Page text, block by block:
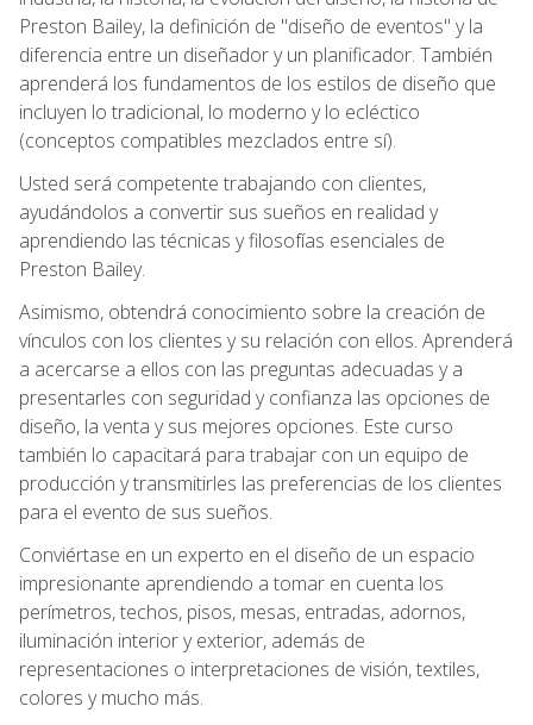
Preston Bailey, la definición de "diseño de eventos" y la
diferencia entre un diseñador y un planificador. También
aprenderá los fundamentos de los estilos de diseño que
incluyen lo tradicional, lo moderno y lo ecléctico
(conceptos compatibles mezclados entre sí).
Usted será competente trabajando con clientes,
ayudándolos a convertir sus sueños en realidad y
aprendiendo las técnicas y filosofías esenciales de
Preston Bailey.
Asimismo, obtendrá conocimiento sobre la creación de
vínculos con los clientes y su relación con ellos. Aprenderá
a acercarse a ellos con las preguntas adecuadas y a
presentarles con seguridad y confianza las opciones de
diseño, la venta y sus mejores opciones. Este curso
también lo capacitará para trabajar con un equipo de
producción y transmitirles las preferencias de los clientes
para el evento de sus sueños.
Conviértase en un experto en el diseño de un espacio
impresionante aprendiendo a tomar en cuenta los
perímetros, techos, pisos, mesas, entradas, adornos,
iluminación interior y exterior, además de
representaciones o interpretaciones de visión, textiles,
colores y mucho más.